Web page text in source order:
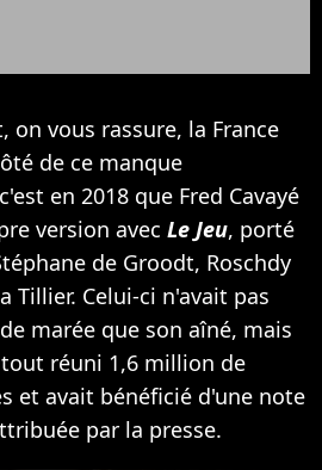
on vous rassure, la France
de ce manque
en 2018 que Fred Cavayé
version avec Le Jeu, porté
de Groodt, Roschdy
Tillier. Celui-ci n'avait pas
marée que son aîné, mais
réuni 1,6 million de
et avait bénéficié d'une note
par la presse.